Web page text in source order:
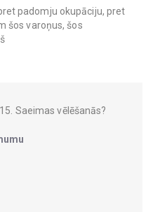
padomju okupāciju, pret
šos varoņus, šos
Saeimas vēlēšanās?